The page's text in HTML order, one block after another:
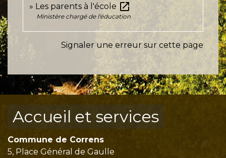
Les parents à l'école open_in_new
Ministère chargé de l'éducation
Signaler une erreur sur cette page
Accueil et services
Commune de Correns
5, Place Général de Gaulle